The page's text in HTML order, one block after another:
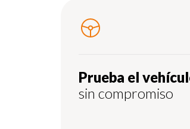
Prueba el
sin compromiso